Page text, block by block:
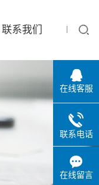
联系我们
在线客服
联系电话
在线留言